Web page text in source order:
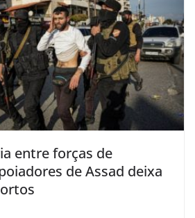
entre forças de
de Assad deixa